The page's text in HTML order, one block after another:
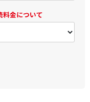
料金について